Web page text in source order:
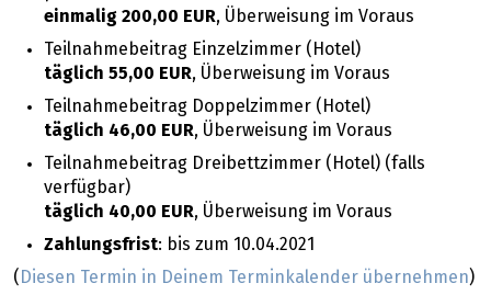
einmalig 200,00 EUR, Überweisung im Voraus
Teilnahmebeitrag Einzelzimmer (Hotel)
täglich 55,00 EUR, Überweisung im Voraus
Teilnahmebeitrag Doppelzimmer (Hotel)
täglich 46,00 EUR, Überweisung im Voraus
Teilnahmebeitrag Dreibettzimmer (Hotel) (falls
verfügbar)
täglich 40,00 EUR, Überweisung im Voraus
Zahlungsfrist: bis zum 10.04.2021
( Diesen Termin in Deinem Terminkalender übernehmen)